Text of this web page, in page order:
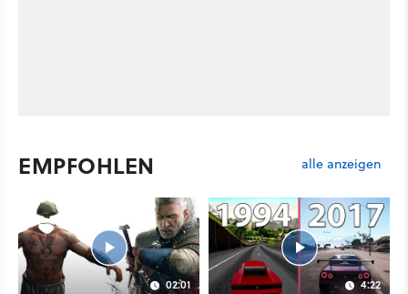
EMPFOHLEN alle anzeigen
02:01 4:22